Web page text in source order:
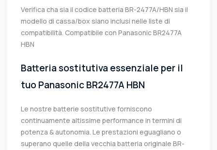
Verifica cha sia il codice batteria BR-2477A/HBN sia il
modello di cassa/box siano inclusi nelle liste di
compatibilità. Compatibile con Panasonic BR2477A
HBN
Batteria sostitutiva essenziale per il
tuo Panasonic BR2477A HBN
Le nostre batterie sostitutive forniscono
continuamente altissime performance in termini di
potenza & autonomia. Le prestazioni eguagliano o
superano quelle della vecchia batteria originale BR-